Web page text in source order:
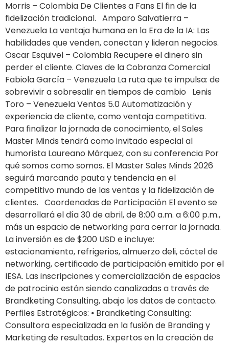
Morris – Colombia De Clientes a Fans El fin de la
fidelización tradicional. Amparo Salvatierra –
Venezuela La ventaja humana en la Era de la IA: Las
habilidades que venden, conectan y lideran negocios.
Oscar Esquivel – Colombia Recupere el dinero sin
perder el cliente. Claves de la Cobranza Comercial
Fabiola García – Venezuela La ruta que te impulsa: de
sobrevivir a sobresalir en tiempos de cambio Lenis
Toro – Venezuela Ventas 5.0 Automatización y
experiencia de cliente, como ventaja competitiva.
Para finalizar la jornada de conocimiento, el Sales
Master Minds tendrá como invitado especial al
humorista Laureano Márquez, con su conferencia Por
qué somos como somos. El Master Sales Minds 2026
seguirá marcando pauta y tendencia en el
competitivo mundo de las ventas y la fidelización de
clientes. Coordenadas de Participación El evento se
desarrollará el día 30 de abril, de 8:00 a.m. a 6:00 p.m.,
más un espacio de networking para cerrar la jornada.
La inversión es de $200 USD e incluye:
estacionamiento, refrigerios, almuerzo deli, cóctel de
networking, certificado de participación emitido por el
IESA. Las inscripciones y comercialización de espacios
de patrocinio están siendo canalizadas a través de
Brandketing Consulting, abajo los datos de contacto.
Perfiles Estratégicos: ⦁ Brandketing Consulting:
Consultora especializada en la fusión de Branding y
Marketing de resultados. Expertos en la creación de